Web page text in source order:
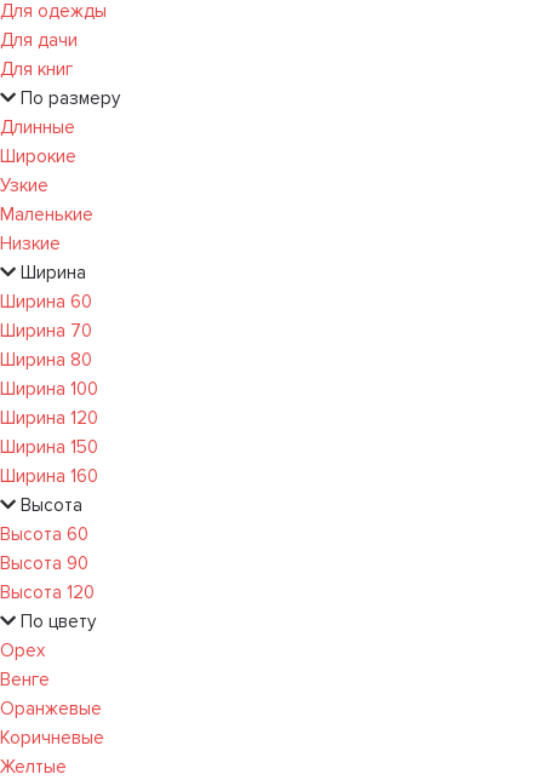
Для одежды
Для дачи
Для книг
По размеру
Длинные
Широкие
Узкие
Маленькие
Низкие
Ширина
Ширина 60
Ширина 70
Ширина 80
Ширина 100
Ширина 120
Ширина 150
Ширина 160
Высота
Высота 60
Высота 90
Высота 120
По цвету
Орех
Венге
Оранжевые
Коричневые
Желтые